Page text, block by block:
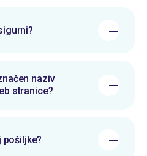
naziv
stranice?
pošiljke?